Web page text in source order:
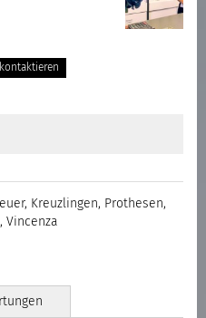
, Kreuzlingen, Prothesen,
, Vincenza